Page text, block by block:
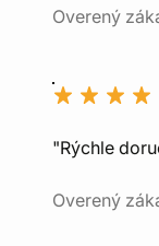
Overený
"Rýchle
Overený